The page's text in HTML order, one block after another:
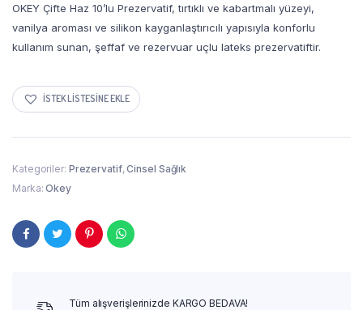
OKEY Çifte Haz 10’lu Prezervatif, tırtıklı ve kabartmalı yüzeyi,
vanilya aroması ve silikon kayganlaştırıcılı yapısıyla konforlu
kullanım sunan, şeffaf ve rezervuar uçlu lateks prezervatiftir.
İSTEK LISTESINE EKLE
Kategoriler: Prezervatif,Cinsel Sağlık
Marka:Okey
Tüm alışverişlerinizde KARGO BEDAVA!